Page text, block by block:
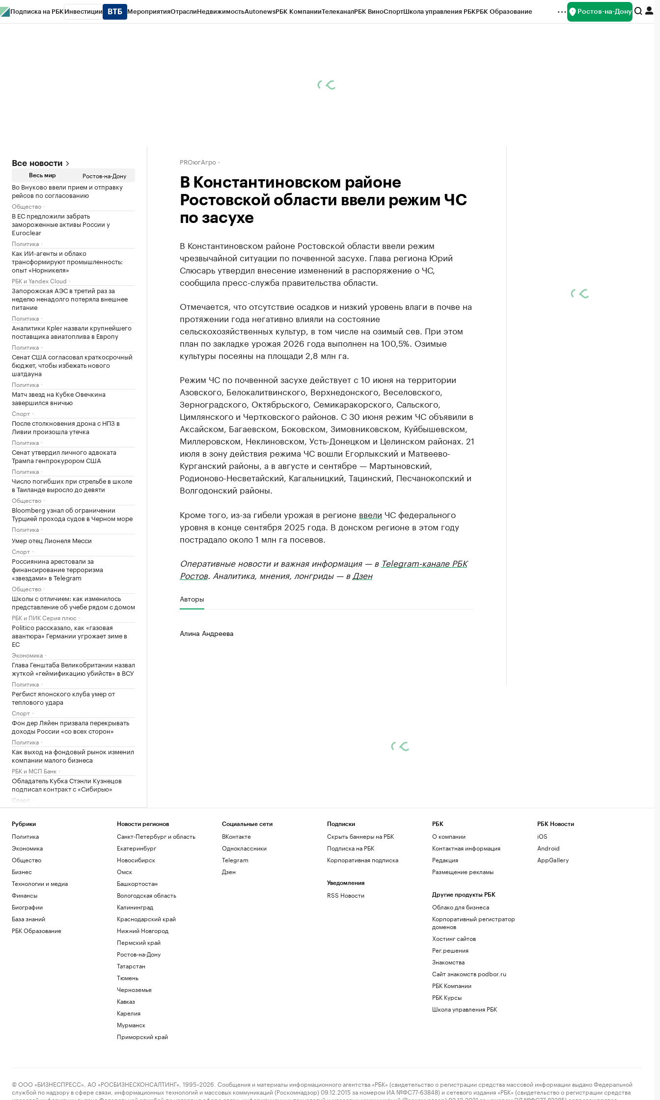
Подписка на РБК Инвестиции МероприятияОтраслиНедвижимостьAutonewsРБК КомпанииТелеканалРБК ВиноСпортШкола управления РБКРБК Образование Ростов-на-Дону
Все новости
Весь мир Ростов-на-Дону
Во Внуково ввели прием и отправку
рейсов по согласованию
Общество
В ЕС предложили забрать
замороженные активы России у
Euroclear
Политика
Как ИИ-агенты и облако
трансформируют промышленность:
опыт «Норникеля»
РБК и Yandex Cloud
Запорожская АЭС в третий раз за
неделю ненадолго потеряла внешнее
питание
Политика
Аналитики Kpler назвали крупнейшего
поставщика авиатоплива в Европу
Политика
Сенат США согласовал краткосрочный
бюджет, чтобы избежать нового
шатдауна
Политика
Матч звезд на Кубке Овечкина
завершился вничью
Спорт
После столкновения дрона с НПЗ в
Ливии произошла утечка
Политика
Сенат утвердил личного адвоката
Трампа генпрокурором США
Политика
Число погибших при стрельбе в школе
в Таиланде выросло до девяти
Общество
Bloomberg узнал об ограничении
Турцией прохода судов в Черном море
Политика
Умер отец Лионеля Месси
Спорт
Россиянина арестовали за
финансирование терроризма
«звездами» в Telegram
Общество
Школы с отличием: как изменилось
представление об учебе рядом с домом
РБК и ПИК Серия плюс
Politico рассказало, как «газовая
авантюра» Германии угрожает зиме в
ЕС
Экономика
Глава Генштаба Великобритании назвал
жуткой «геймификацию убийств» в ВСУ
Политика
Регбист японского клуба умер от
теплового удара
Спорт
Фон дер Ляйен призвала перекрывать
доходы России «со всех сторон»
Политика
Как выход на фондовый рынок изменил
компании малого бизнеса
РБК и МСП Банк
Обладатель Кубка Стэнли Кузнецов
подписал контракт с «Сибирью»
Спорт
PROюгАгро
В Константиновском районе
Ростовской области ввели режим ЧС
по засухе
В Константиновском районе Ростовской области ввели режим
чрезвычайной ситуации по почвенной засухе. Глава региона Юрий
Слюсарь утвердил внесение изменений в распоряжение о ЧС,
сообщила пресс-служба правительства области.
Отмечается, что отсутствие осадков и низкий уровень влаги в почве на
протяжении года негативно влияли на состояние
сельскохозяйственных культур, в том числе на озимый сев. При этом
план по закладке урожая 2026 года выполнен на 100,5%. Озимые
культуры посеяны на площади 2,8 млн га.
Режим ЧС по почвенной засухе действует с 10 июня на территории
Азовского, Белокалитвинского, Верхнедонского, Веселовского,
Зерноградского, Октябрьского, Семикаракорского, Сальского,
Цимлянского и Чертковского районов. С 30 июня режим ЧС объявили в
Аксайском, Багаевском, Боковском, Зимовниковском, Куйбышевском,
Миллеровском, Неклиновском, Усть-Донецком и Целинском районах. 21
июля в зону действия режима ЧС вошли Егорлыкский и Матвеево-
Курганский районы, а в августе и сентябре — Мартыновский,
Родионово-Несветайский, Кагальницкий, Тацинский, Песчанокопский и
Волгодонский районы.
Кроме того, из-за гибели урожая в регионе ввели ЧС федерального
уровня в конце сентября 2025 года. В донском регионе в этом году
пострадало около 1 млн га посевов.
Оперативные новости и важная информация — в Telegram-канале РБК
Ростов. Аналитика, мнения, лонгриды — в Дзен
Авторы
Алина Андреева
Рубрики
Политика
Экономика
Общество
Бизнес
Технологии и медиа
Финансы
Биографии
База знаний
РБК Образование
Новости регионов
Санкт-Петербург и область
Екатеринбург
Новосибирск
Омск
Башкортостан
Вологодская область
Калининград
Краснодарский край
Нижний Новгород
Пермский край
Ростов-на-Дону
Татарстан
Тюмень
Черноземье
Кавказ
Карелия
Мурманск
Приморский край
Социальные сети
ВКонтакте
Одноклассники
Telegram
Дзен
Подписки
Скрыть баннеры на РБК
Подписка на РБК
Корпоративная подписка
Уведомления
RSS Новости
РБК
О компании
Контактная информация
Редакция
Размещение рекламы
Другие продукты РБК
Облако для бизнеса
Корпоративный регистратор
доменов
Хостинг сайтов
Рег.решения
Знакомства
Сайт знакомств podbor.ru
РБК Компании
РБК Курсы
Школа управления РБК
РБК Новости
iOS
Android
AppGallery
© ООО «БИЗНЕСПРЕСС», АО «РОСБИЗНЕСКОНСАЛТИНГ», 1995–2026. Сообщения и материалы информационного агентства «РБК» (свидетельство о регистрации средства массовой информации выдано Федеральной
службой по надзору в сфере связи, информационных технологий и массовых коммуникаций (Роскомнадзор) 09.12.2015 за номером ИА №ФС77-63848) и сетевого издания «РБК» (свидетельство о регистрации средства